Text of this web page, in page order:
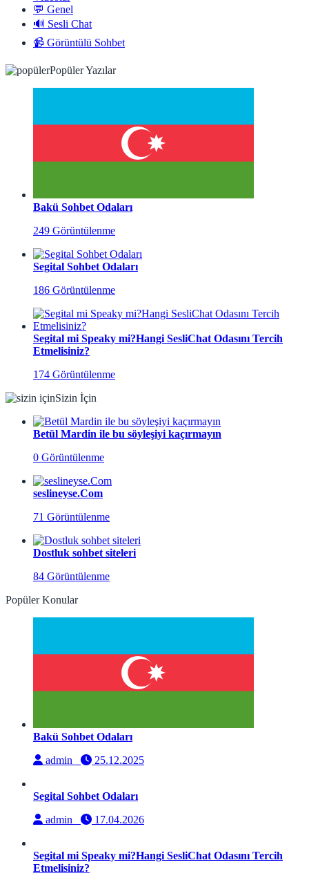
💬 Genel
🔊 Sesli Chat
📹 Görüntülü Sohbet
Popüler Yazılar
Bakü Sohbet Odaları
249 Görüntülenme
Segital Sohbet Odaları
186 Görüntülenme
Segital mi Speaky mi?Hangi SesliChat Odasını Tercih
Etmelisiniz?
174 Görüntülenme
Sizin İçin
Betül Mardin ile bu söyleşiyi kaçırmayın
0 Görüntülenme
seslineyse.Com
71 Görüntülenme
Dostluk sohbet siteleri
84 Görüntülenme
Popüler Konular
Bakü Sohbet Odaları
admin
25.12.2025
Segital Sohbet Odaları
admin
17.04.2026
Segital mi Speaky mi?Hangi SesliChat Odasını Tercih
Etmelisiniz?